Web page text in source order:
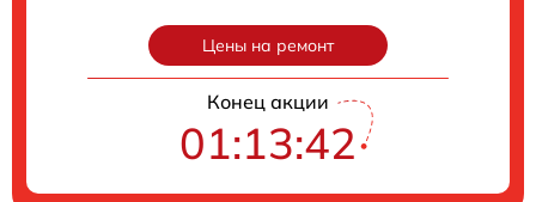
Цены на ремонт
Конец акции
01:13:41